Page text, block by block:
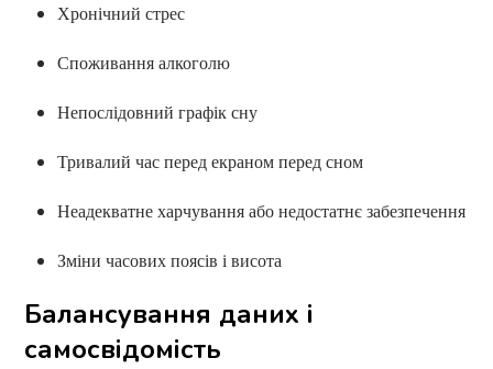
Хронічний стрес
Споживання алкоголю
Непослідовний графік сну
Тривалий час перед екраном перед сном
Неадекватне харчування або недостатнє забезпечення
Зміни часових поясів і висота
Балансування даних і
самосвідомість